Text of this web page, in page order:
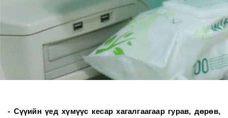
- Сүүийн үед хүмүүс кесар хагалгаагаар гурав, дөрөв,